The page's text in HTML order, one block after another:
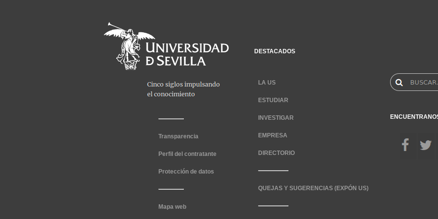
Transparencia
Perfil del contratante
Protección de datos
Mapa web
DESTACADOS
LA US
ESTUDIAR
INVESTIGAR
EMPRESA
DIRECTORIO
QUEJAS Y SUGERENCIAS (EXPÓN US)